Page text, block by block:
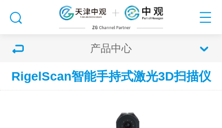
产品中心
RigelScan智能手持式激光3D扫描仪